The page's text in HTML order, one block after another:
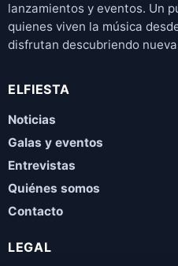
lanzamientos y eventos. Un
quienes viven la música
disfrutan descubriendo
ELFIESTA
Noticias
Galas y eventos
Entrevistas
Quiénes somos
Contacto
LEGAL